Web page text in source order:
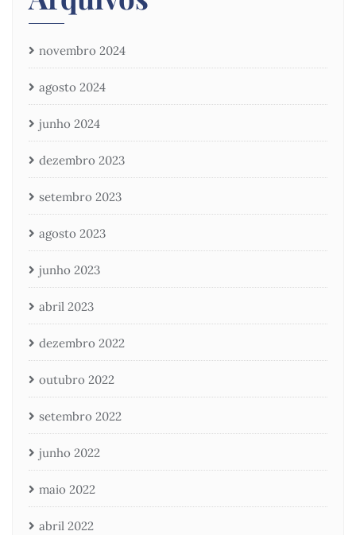
novembro 2024
agosto 2024
junho 2024
dezembro 2023
setembro 2023
agosto 2023
junho 2023
abril 2023
dezembro 2022
outubro 2022
setembro 2022
junho 2022
maio 2022
abril 2022